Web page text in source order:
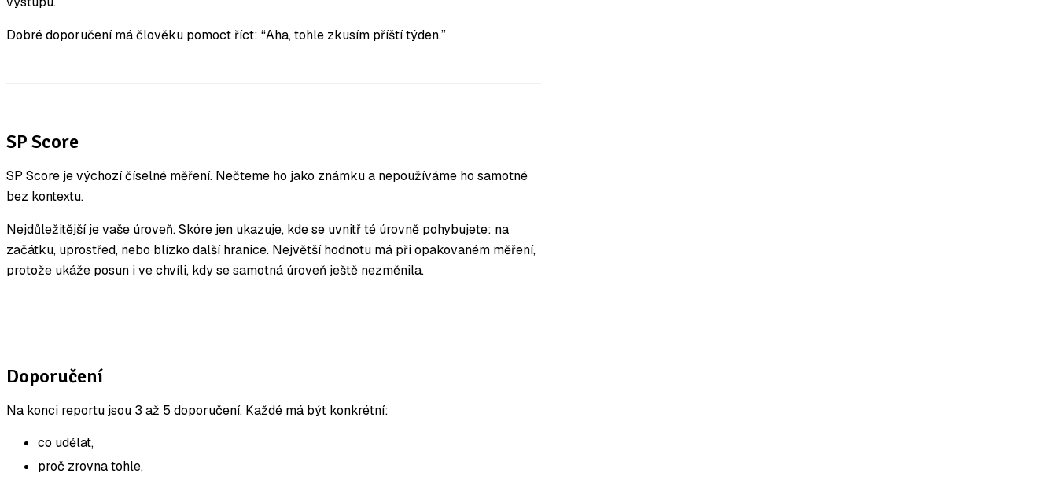
Dobré doporučení má člověku pomoct říct: “Aha, tohle zkusím příští týden.”
SP Score
SP Score je výchozí číselné měření. Nečteme ho jako známku a nepoužíváme ho samotné
bez kontextu.
Nejdůležitější je vaše úroveň. Skóre jen ukazuje, kde se uvnitř té úrovně pohybujete: na
začátku, uprostřed, nebo blízko další hranice. Největší hodnotu má při opakovaném měření,
protože ukáže posun i ve chvíli, kdy se samotná úroveň ještě nezměnila.
Doporučení
Na konci reportu jsou 3 až 5 doporučení. Každé má být konkrétní:
co udělat,
proč zrovna tohle,